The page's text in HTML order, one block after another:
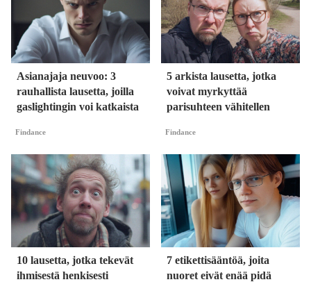
Asianajaja neuvoo: 3
rauhallista lausetta, joilla
gaslightingin voi katkaista
Findance
5 arkista lausetta, jotka
voivat myrkyttää
parisuhteen vähitellen
Findance
10 lausetta, jotka tekevät
ihmisestä henkisesti
7 etikettisääntöä, joita
nuoret eivät enää pidä